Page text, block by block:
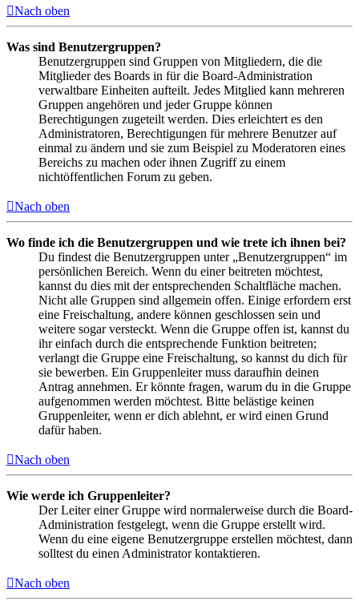
Nach oben
Was sind Benutzergruppen?
Benutzergruppen sind Gruppen von Mitgliedern, die die
Mitglieder des Boards in für die Board-Administration
verwaltbare Einheiten aufteilt. Jedes Mitglied kann mehreren
Gruppen angehören und jeder Gruppe können
Berechtigungen zugeteilt werden. Dies erleichtert es den
Administratoren, Berechtigungen für mehrere Benutzer auf
einmal zu ändern und sie zum Beispiel zu Moderatoren eines
Bereichs zu machen oder ihnen Zugriff zu einem
nichtöffentlichen Forum zu geben.
Nach oben
Wo finde ich die Benutzergruppen und wie trete ich ihnen bei?
Du findest die Benutzergruppen unter „Benutzergruppen“ im
persönlichen Bereich. Wenn du einer beitreten möchtest,
kannst du dies mit der entsprechenden Schaltfläche machen.
Nicht alle Gruppen sind allgemein offen. Einige erfordern erst
eine Freischaltung, andere können geschlossen sein und
weitere sogar versteckt. Wenn die Gruppe offen ist, kannst du
ihr einfach durch die entsprechende Funktion beitreten;
verlangt die Gruppe eine Freischaltung, so kannst du dich für
sie bewerben. Ein Gruppenleiter muss daraufhin deinen
Antrag annehmen. Er könnte fragen, warum du in die Gruppe
aufgenommen werden möchtest. Bitte belästige keinen
Gruppenleiter, wenn er dich ablehnt, er wird einen Grund
dafür haben.
Nach oben
Wie werde ich Gruppenleiter?
Der Leiter einer Gruppe wird normalerweise durch die Board-
Administration festgelegt, wenn die Gruppe erstellt wird.
Wenn du eine eigene Benutzergruppe erstellen möchtest, dann
solltest du einen Administrator kontaktieren.
Nach oben